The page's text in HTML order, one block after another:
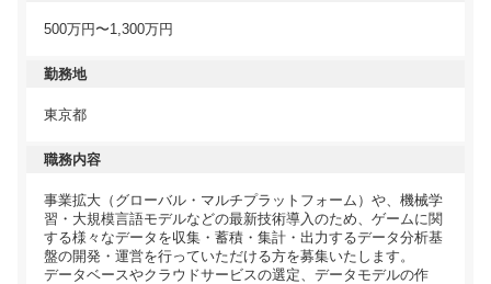
500万円〜1,300万円
勤務地
東京都
職務内容
事業拡大（グローバル・マルチプラットフォーム）や、機械学
習・大規模言語モデルなどの最新技術導入のため、ゲームに関
する様々なデータを収集・蓄積・集計・出力するデータ分析基
盤の開発・運営を行っていただける方を募集いたします。
データベースやクラウドサービスの選定、データモデルの作